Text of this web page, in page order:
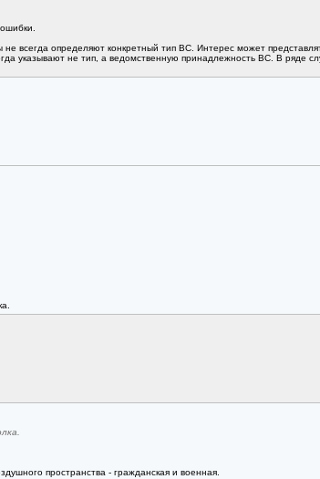
всегда определяют конкретный тип ВС. Интерес может
указывают не тип, а ведомственную принадлежность ВС. В ряде
пространства - гражданская и военная.